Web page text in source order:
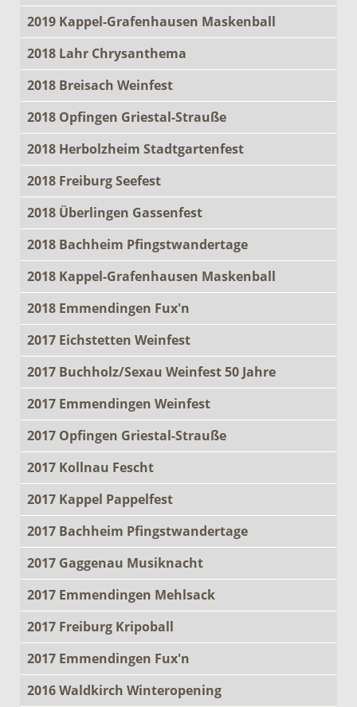
2019 Kappel-Grafenhausen Maskenball
2018 Lahr Chrysanthema
2018 Breisach Weinfest
2018 Opfingen Griestal-Strauße
2018 Herbolzheim Stadtgartenfest
2018 Freiburg Seefest
2018 Überlingen Gassenfest
2018 Bachheim Pfingstwandertage
2018 Kappel-Grafenhausen Maskenball
2018 Emmendingen Fux'n
2017 Eichstetten Weinfest
2017 Buchholz/Sexau Weinfest 50 Jahre
2017 Emmendingen Weinfest
2017 Opfingen Griestal-Strauße
2017 Kollnau Fescht
2017 Kappel Pappelfest
2017 Bachheim Pfingstwandertage
2017 Gaggenau Musiknacht
2017 Emmendingen Mehlsack
2017 Freiburg Kripoball
2017 Emmendingen Fux'n
2016 Waldkirch Winteropening